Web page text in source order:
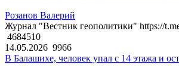
Розанов Валерий
Журнал "Вестник геополитики" https://
4684510
14.05.2026 9966
В Балашихе, человек упал с 14 этажа и